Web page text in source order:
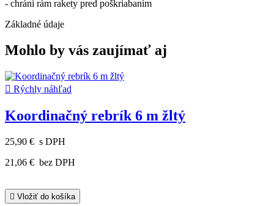
- chráni rám rakety pred poškriabaním
Základné údaje
Mohlo by vás zaujímať aj
 Rýchly náhľad
Koordinačný rebrík 6 m žltý
25,90 € s DPH
21,06 € bez DPH
 Vložiť do košíka